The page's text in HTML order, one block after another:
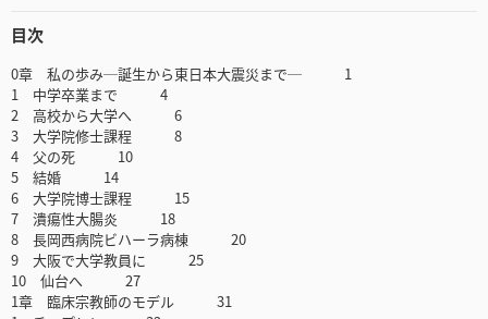
目次
0章 私の歩み─誕生から東日本大震災まで─ 1
1 中学卒業まで 4
2 高校から大学へ 6
3 大学院修士課程 8
4 父の死 10
5 結婚 14
6 大学院博士課程 15
7 潰瘍性大腸炎 18
8 長岡西病院ビハーラ病棟 20
9 大阪で大学教員に 25
10 仙台へ 27
1章 臨床宗教師のモデル 31